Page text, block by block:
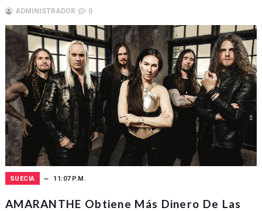
ADMINISTRADOR 0
SUECIA 11:07 P.M.
AMARANTHE Obtiene Más Dinero De Las